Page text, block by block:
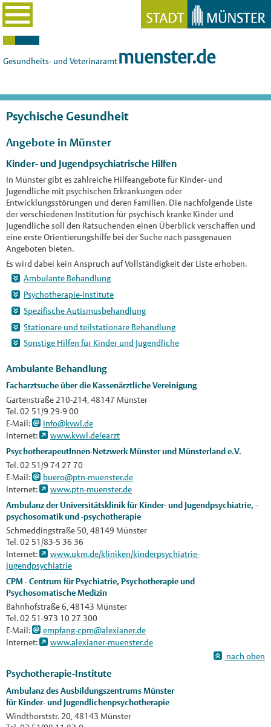
Gesundheits- und Veterinäramtmuenster.de
Psychische Gesundheit
Angebote in Münster
Kinder- und Jugendpsychiatrische Hilfen
In Münster gibt es zahlreiche Hilfeangebote für Kinder- und
Jugendliche mit psychischen Erkrankungen oder
Entwicklungsstörungen und deren Familien. Die nachfolgende Liste
der verschiedenen Institution für psychisch kranke Kinder und
Jugendliche soll den Ratsuchenden einen Überblick verschaffen und
eine erste Orientierungshilfe bei der Suche nach passgenauen
Angeboten bieten.
Es wird dabei kein Anspruch auf Vollständigkeit der Liste erhoben.
Ambulante Behandlung
Psychotherapie-Institute
Spezifische Autismusbehandlung
Stationäre und teilstationäre Behandlung
Sonstige Hilfen für Kinder und Jugendliche
Ambulante Behandlung
Facharztsuche über die Kassenärztliche Vereinigung
Gartenstraße 210-214, 48147 Münster
Tel. 02 51/9 29-9 00
E-Mail:
info@kvwl.de
Internet:
www.kvwl.de/earzt
PsychotherapeutInnen-Netzwerk Münster und Münsterland e.V.
Tel. 02 51/9 74 27 70
E-Mail:
buero@ptn-muenster.de
Internet:
www.ptn-muenster.de
Ambulanz der Universitätsklinik für Kinder- und Jugendpsychiatrie, -
psychosomatik und -psychotherapie
Schmeddingstraße 50, 48149 Münster
Tel. 02 51/83-5 36 36
Internet:
www.ukm.de/kliniken/kinderpsychiatrie-
jugendpsychiatrie
CPM - Centrum für Psychiatrie, Psychotherapie und
Psychosomatische Medizin
Bahnhofstraße 6, 48143 Münster
Tel. 02 51-973 10 27 300
E-Mail:
empfang-cpm@alexianer.de
Internet:
www.alexianer-muenster.de
nach oben
Psychotherapie-Institute
Ambulanz des Ausbildungszentrums Münster
für Kinder- und Jugendlichenpsychotherapie
Windthorststr. 20, 48143 Münster